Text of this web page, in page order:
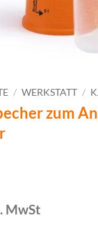
/ WERKSTATT /
zum
MwSt